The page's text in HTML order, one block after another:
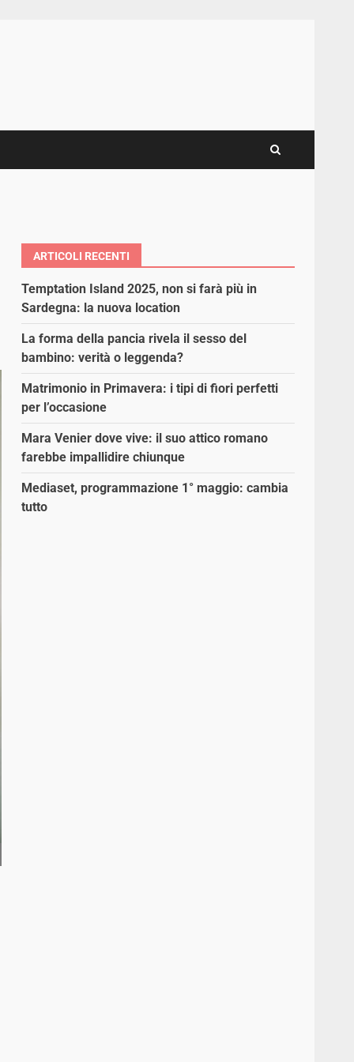
ARTICOLI RECENTI
Temptation Island 2025, non si farà più in
Sardegna: la nuova location
La forma della pancia rivela il sesso del
bambino: verità o leggenda?
Matrimonio in Primavera: i tipi di fiori perfetti
per l’occasione
Mara Venier dove vive: il suo attico romano
farebbe impallidire chiunque
Mediaset, programmazione 1° maggio: cambia
tutto